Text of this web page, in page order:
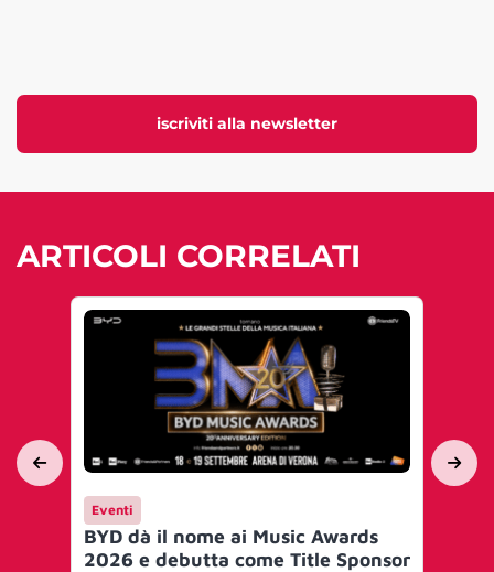
iscriviti alla newsletter
ARTICOLI CORRELATI
Eventi
BYD dà il nome ai Music Awards
2026 e debutta come Title Sponsor